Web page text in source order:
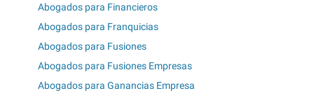
Abogados para Financieros
Abogados para Franquicias
Abogados para Fusiones
Abogados para Fusiones Empresas
Abogados para Ganancias Empresa